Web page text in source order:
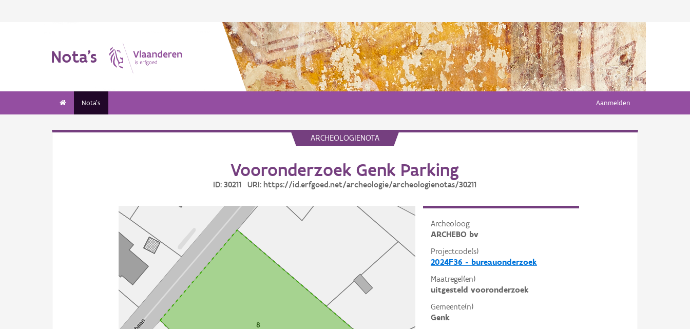
Nota's
Nota's Aanmelden
ARCHEOLOGIENOTA
Vooronderzoek Genk Parking
ID: 30211 URI: https://id.erfgoed.net/archeologie/archeologienotas/30211
Archeoloog
ARCHEBO bv
Projectcode(s)
2024F36 - bureauonderzoek
Maatregel(en)
uitgesteld vooronderzoek
Gemeente(n)
Genk